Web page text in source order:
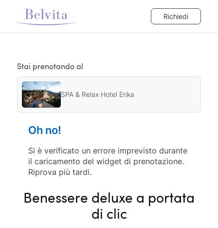
Richiedi
Stai prenotando al
SPA & Relax Hotel Erika
Oh no!
Si è verificato un errore imprevisto durante
il caricamento del widget di prenotazione.
Riprova più tardi.
Benessere deluxe a portata
di clic